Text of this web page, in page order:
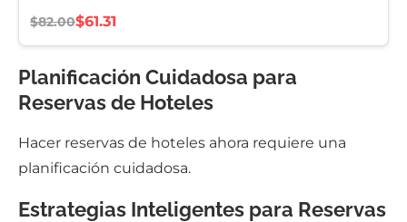
$82.00$61.31
Planificación Cuidadosa para
Reservas de Hoteles
Hacer reservas de hoteles ahora requiere una
planificación cuidadosa.
Estrategias Inteligentes para Reservas